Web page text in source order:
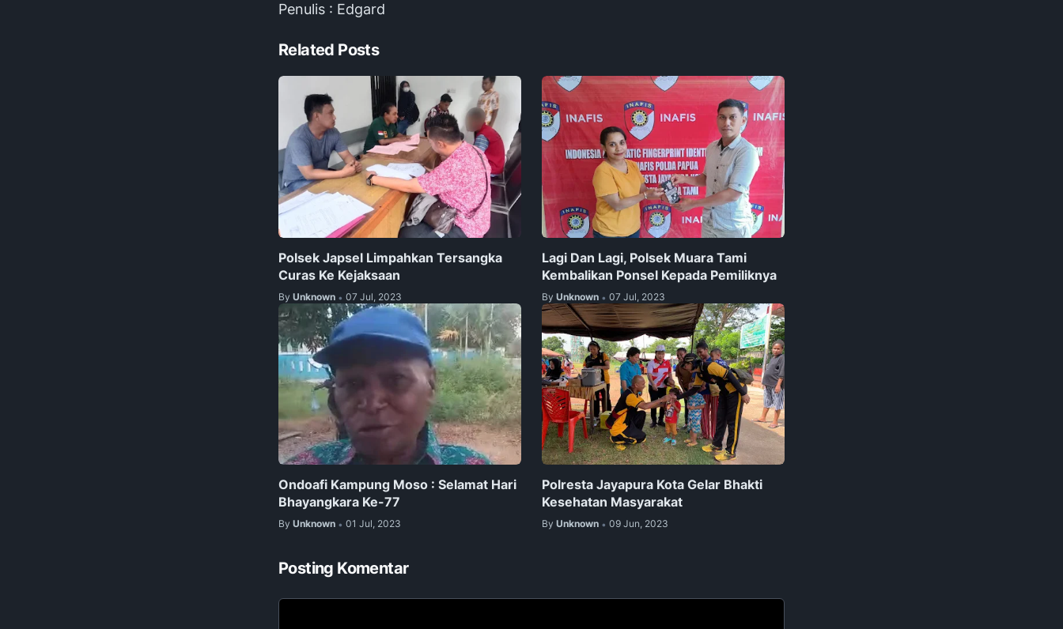
Penulis : Edgard
Related Posts
Polsek Japsel Limpahkan Tersangka
Curas Ke Kejaksaan
By Unknown • 07 Jul, 2023
Lagi Dan Lagi, Polsek Muara Tami
Kembalikan Ponsel Kepada Pemiliknya
By Unknown • 07 Jul, 2023
Ondoafi Kampung Moso : Selamat Hari
Bhayangkara Ke-77
By Unknown • 01 Jul, 2023
Polresta Jayapura Kota Gelar Bhakti
Kesehatan Masyarakat
By Unknown • 09 Jun, 2023
Posting Komentar